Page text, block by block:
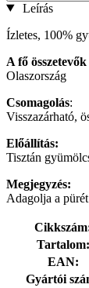
Leírás
Ízletes, 100%
A fő
Olaszország
Csomagolás:
Visszazárható,
Előállítás:
Tisztán
Megjegyzés:
Adagolja a
Tartalom:
EAN:
Gyártói